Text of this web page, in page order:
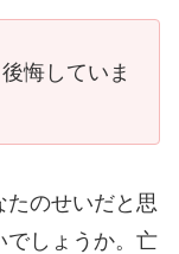
悔していま
たのせいだと思
でしょうか。亡